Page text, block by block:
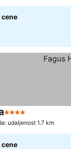
cene
4 Zvezdice
udaljenost 1.7 km
cene